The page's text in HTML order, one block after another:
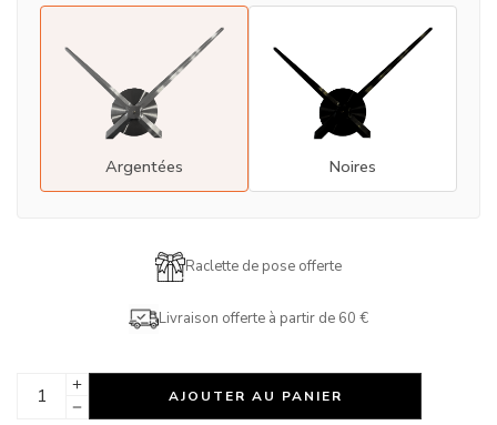
Argentées Noires
Raclette de pose offerte
Livraison offerte à partir de 60 €
AJOUTER AU PANIER